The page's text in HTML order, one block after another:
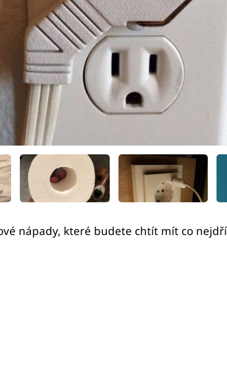
nápady, které budete chtít mít co